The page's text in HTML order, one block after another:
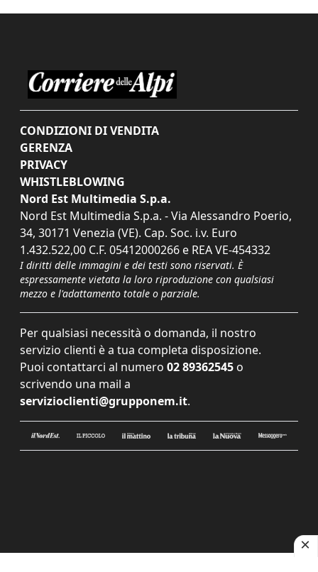
CONDIZIONI DI VENDITA
GERENZA
PRIVACY
WHISTLEBLOWING
Nord Est Multimedia S.p.a.
Nord Est Multimedia S.p.a. - Via Alessandro Poerio,
34, 30171 Venezia (VE). Cap. Soc. i.v. Euro
1.432.522,00 C.F. 05412000266 e REA VE-454332
I diritti delle immagini e dei testi sono riservati. È
espressamente vietata la loro riproduzione con qualsiasi
mezzo e l'adattamento totale o parziale.
Per qualsiasi necessità o domanda, il nostro
servizio clienti è a tua completa disposizione.
Puoi contattarci al numero 02 89362545 o
scrivendo una mail a
servizioclienti@grupponem.it.